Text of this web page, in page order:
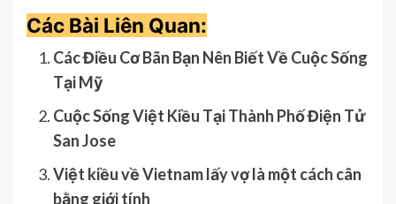
Các Bài Liên Quan:
Các Điều Cơ Bãn Bạn Nên Biết Về Cuộc Sống
Tại Mỹ
Cuộc Sống Việt Kiều Tại Thành Phố Điện Tử
San Jose
Việt kiều về Vietnam lấy vợ là một cách cân
bằng giới tính